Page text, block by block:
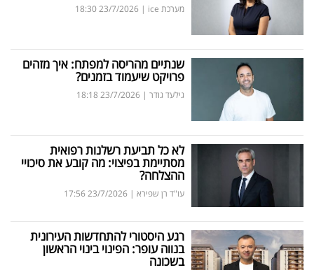
מערכת ice |
23/7/2026
18:30
שנתיים מהריסה למפתח: איך מזהים
פרויקט שיעמוד בזמנים?
גילעד גודר |
23/7/2026
18:18
לא כל תביעת רשלנות רפואית
מסתיימת בפיצוי: מה קובע את סיכויי
ההצלחה?
עו"ד רן שפירא |
23/7/2026
17:56
רגע היסטורי להתחדשות העירונית
בנווה עופר: הפינוי בינוי הראשון
בשכונה